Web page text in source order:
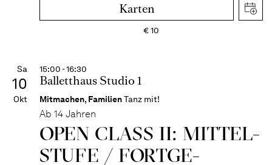
Karten
€10
Sa
10
Okt
15:00 - 16:30
Balletthaus Studio 1
Mitmachen, FamilienTanz mit!
Ab 14 Jahren
OPEN CLASS II: MITTEL­
STUFE / FORT­GE­